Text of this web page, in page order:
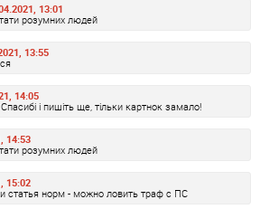
13:01
розумних людей
13:55
14:05
і пишіть ще, тільки картнок замало!
14:53
розумних людей
15:02
статья норм - можно ловить траф с ПС